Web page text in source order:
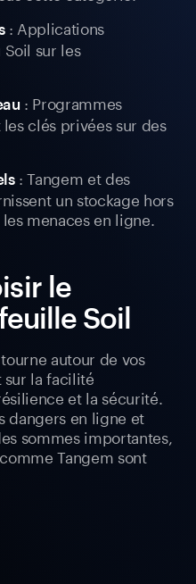
: Applications
sur les
: Programmes
clés privées sur des
: Tangem et des
un stockage hors
menaces en ligne.
le
Soil
autour de vos
sur la facilité
et la sécurité.
dangers en ligne et
sommes importantes,
Tangem sont